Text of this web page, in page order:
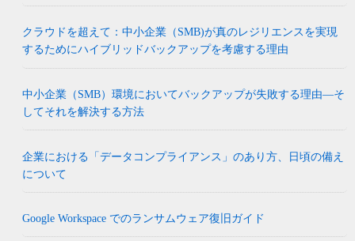
クラウドを超えて：中小企業（SMB)が真のレジリエンスを実現
するためにハイブリッドバックアップを考慮する理由
中小企業（SMB）環境においてバックアップが失敗する理由―そ
してそれを解決する方法
企業における「データコンプライアンス」のあり方、日頃の備え
について
Google Workspace でのランサムウェア復旧ガイド